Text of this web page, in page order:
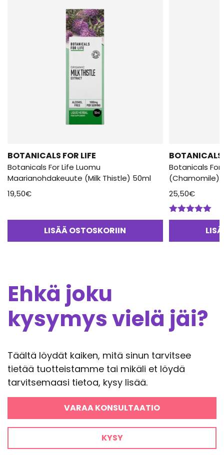
BOTANICALS FOR LIFE
Botanicals For Life Luomu
Maarianohdakeuute (Milk Thistle) 50ml
19,50€
LISÄÄ OSTOSKORIIN
BOTANICALS
Botanicals
(Chamomile)
25,50€
Arvostelu
Ehkä joku
kysymys vielä jäi?
Täältä löydät kaiken, mitä sinun tarvitsee
tietää tuotteistamme tai mikäli et löydä
tarvitsemaasi tietoa, kysy lisää.
VARAA KONSULTAATIO
KYSY